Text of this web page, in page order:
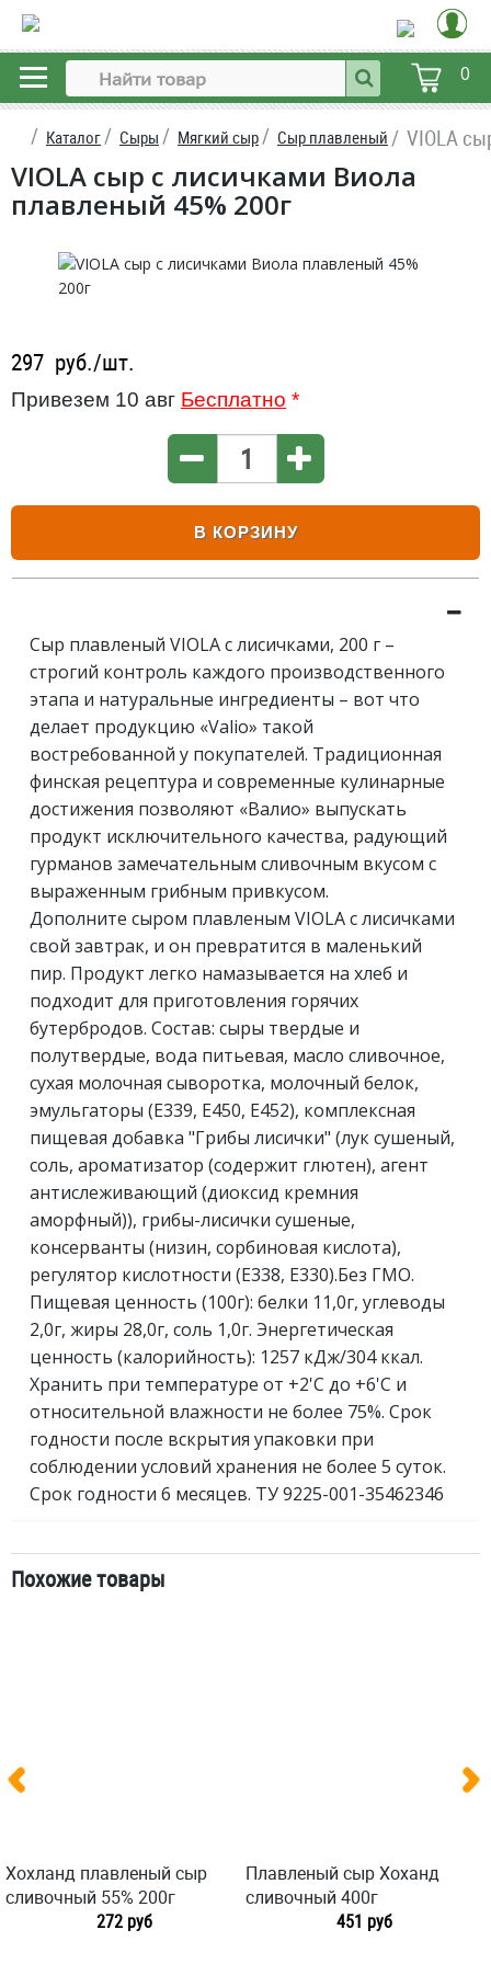
0
Каталог Сыры Мягкий сыр Сыр плавленый VIOLA
VIOLA сыр с лисичками Виола
плавленый 45% 200г
297 руб./шт.
Привезем 10 авг Бесплатно *
В КОРЗИНУ
Сыр плавленый VIOLA с лисичками, 200 г –
строгий контроль каждого производственного
этапа и натуральные ингредиенты – вот что
делает продукцию «Valio» такой
востребованной у покупателей. Традиционная
финская рецептура и современные кулинарные
достижения позволяют «Валио» выпускать
продукт исключительного качества, радующий
гурманов замечательным сливочным вкусом с
выраженным грибным привкусом.
Дополните сыром плавленым VIOLA с лисичками
свой завтрак, и он превратится в маленький
пир. Продукт легко намазывается на хлеб и
подходит для приготовления горячих
бутербродов. Состав: сыры твердые и
полутвердые, вода питьевая, масло сливочное,
сухая молочная сыворотка, молочный белок,
эмульгаторы (Е339, Е450, Е452), комплексная
пищевая добавка "Грибы лисички" (лук сушеный,
соль, ароматизатор (содержит глютен), агент
антислеживающий (диоксид кремния
аморфный)), грибы-лисички сушеные,
консерванты (низин, сорбиновая кислота),
регулятор кислотности (Е338, Е330).Без ГМО.
Пищевая ценность (100г): белки 11,0г, углеводы
2,0г, жиры 28,0г, соль 1,0г. Энергетическая
ценность (калорийность): 1257 кДж/304 ккал.
Хранить при температуре от +2'С до +6'С и
относительной влажности не более 75%. Срок
годности после вскрытия упаковки при
соблюдении условий хранения не более 5 суток.
Срок годности 6 месяцев. ТУ 9225-001-35462346
Похожие товары
Хохланд плавленый сыр
сливочный 55% 200г
272 руб
Плавленый сыр Хоханд
сливочный 400г
451 руб